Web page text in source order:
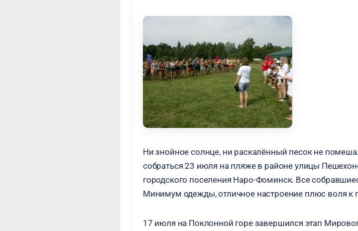
Ни знойное солнце, ни раскалённый песок не
собраться 23 июля на пляже в районе улицы
городского поселения Наро-Фоминск. Все
Минимум одежды, отличное настроение плюс воля к
17 июля на Поклонной горе завершился этап